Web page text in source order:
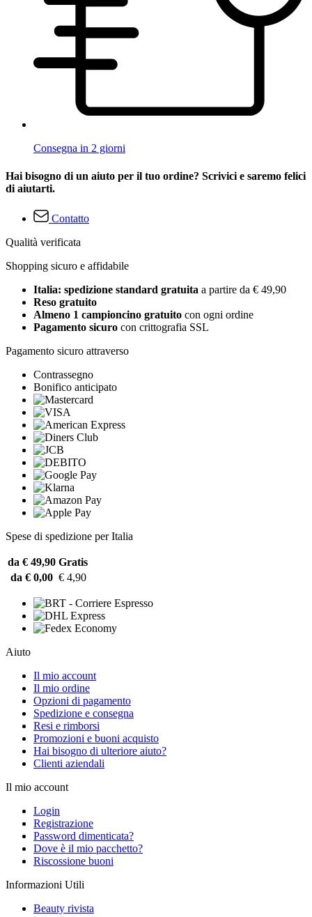
Consegna in 2 giorni
Hai bisogno di un aiuto per il tuo ordine? Scrivici e saremo felici
di aiutarti.
Contatto
Qualità verificata
Shopping sicuro e affidabile
Italia: spedizione standard gratuita a partire da € 49,90
Reso gratuito
Almeno 1 campioncino gratuito con ogni ordine
Pagamento sicuro con crittografia SSL
Pagamento sicuro attraverso
Contrassegno
Bonifico anticipato
Spese di spedizione per Italia
da € 49,90 Gratis
da € 0,00 € 4,90
Aiuto
Il mio account
Il mio ordine
Opzioni di pagamento
Spedizione e consegna
Resi e rimborsi
Promozioni e buoni acquisto
Hai bisogno di ulteriore aiuto?
Clienti aziendali
Il mio account
Login
Registrazione
Password dimenticata?
Dove è il mio pacchetto?
Riscossione buoni
Informazioni Utili
Beauty rivista